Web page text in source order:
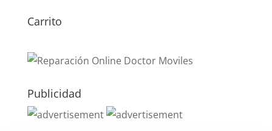
Carrito
Publicidad